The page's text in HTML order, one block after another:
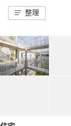
整理